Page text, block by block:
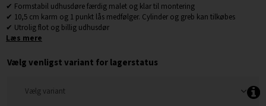
✔ Formstabil udhusdøre færdig malet og klar til montering
✔ 10,5 cm karm og 1 punkt lås medfølger. Cylinder og greb kan tilkøbes
✔ Utrolig flot og billig udhusdør
Læs mere
Vælg venligst variant for lagerstatus